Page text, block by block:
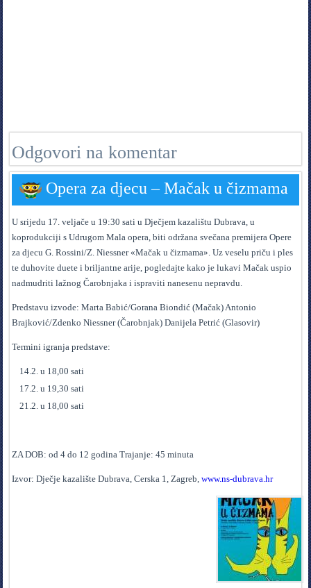
Odgovori na komentar
Opera za djecu – Mačak u čizmama
U srijedu 17. veljače u 19:30 sati u Dječjem kazalištu Dubrava, u
koprodukciji s Udrugom Mala opera, biti održana svečana premijera Opere
za djecu G. Rossini/Z. Niessner «Mačak u čizmama». Uz veselu priču i ples
te duhovite duete i briljantne arije, pogledajte kako je lukavi Mačak uspio
nadmudriti lažnog Čarobnjaka i ispraviti nanesenu nepravdu.
Predstavu izvode: Marta Babić/Gorana Biondić (Mačak) Antonio
Brajković/Zdenko Niessner (Čarobnjak) Danijela Petrić (Glasovir)
Termini igranja predstave:
14.2. u 18,00 sati
17.2. u 19,30 sati
21.2. u 18,00 sati
ZA DOB: od 4 do 12 godina Trajanje: 45 minuta
Izvor: Dječje kazalište Dubrava, Cerska 1, Zagreb,www.ns-dubrava.hr